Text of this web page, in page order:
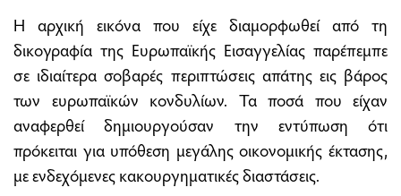
Η αρχική εικόνα που είχε διαμορφωθεί από τη
δικογραφία της Ευρωπαϊκής Εισαγγελίας παρέπεμπε
σε ιδιαίτερα σοβαρές περιπτώσεις απάτης εις βάρος
των ευρωπαϊκών κονδυλίων. Τα ποσά που είχαν
αναφερθεί δημιουργούσαν την εντύπωση ότι
πρόκειται για υπόθεση μεγάλης οικονομικής έκτασης,
με ενδεχόμενες κακουργηματικές διαστάσεις.